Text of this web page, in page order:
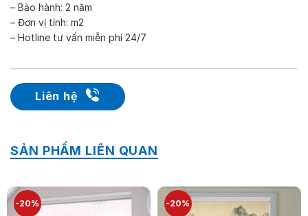
Liên hệ
– Bảo hành: 2 năm
– Đơn vị tính: m2
– Hotline tư vấn miễn phí 24/7
SẢN PHẨM LIÊN QUAN
-20% -20%